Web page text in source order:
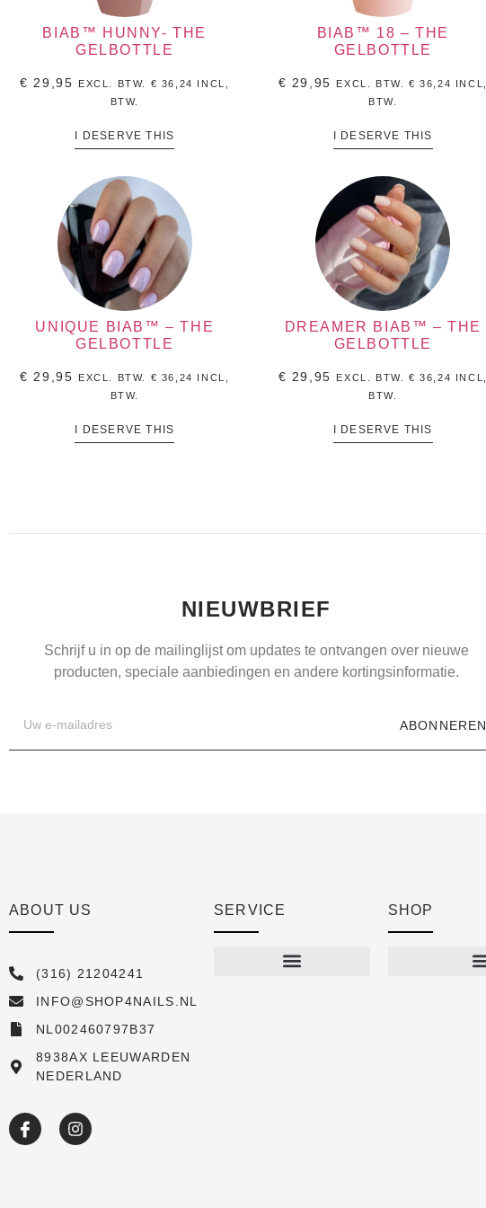
BIAB™ HUNNY- THE
GELBOTTLE
€ 29,95 EXCL. BTW. € 36,24 INCL,
BTW.
I DESERVE THIS
BIAB™ 18 – THE
GELBOTTLE
€ 29,95 EXCL. BTW.€ 36,24 INCL,
BTW.
I DESERVE THIS
UNIQUE BIAB™ – THE
GELBOTTLE
€ 29,95 EXCL. BTW. € 36,24 INCL,
BTW.
I DESERVE THIS
DREAMER BIAB™ – THE
GELBOTTLE
€ 29,95 EXCL. BTW.€ 36,24 INCL,
BTW.
I DESERVE THIS
NIEUWBRIEF
Schrijf u in op de mailinglijst om updates te ontvangen over nieuwe
producten, speciale aanbiedingen en andere kortingsinformatie.
ABONNEREN
ABOUT US
(316) 21204241
INFO@SHOP4NAILS.NL
NL002460797B37
8938AX LEEUWARDEN
NEDERLAND
SERVICE SHOP